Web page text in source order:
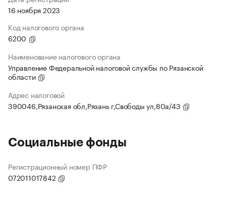
16 ноября 2023
Код налогового органа
6200
Наименование налогового органа
Управление Федеральной налоговой службы по Рязанской
области
Адрес налоговой
390046,Рязанская обл,Рязань г,Свободы ул,80а/43
Социальные фонды
Регистрационный номер ПФР
072011017842